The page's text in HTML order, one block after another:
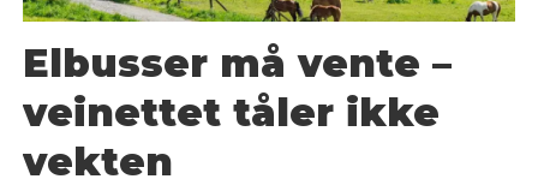
Elbusser må vente –
veinettet tåler ikke
vekten